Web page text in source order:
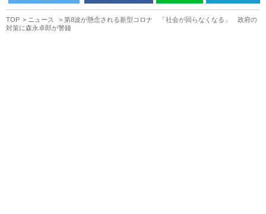
TOP ニュース
第8波が懸念される新型コロナ 「社会が回らなくなる」 政府の
対策に森永卓郎が警鐘